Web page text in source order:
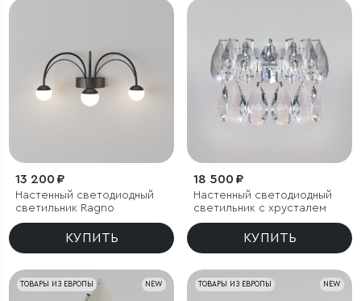
13 200 ₽
Настенный светодиодный
светильник Ragno
КУПИТЬ
18 500 ₽
Настенный светодиодный
светильник с хрусталем
КУПИТЬ
NEW
ТОВАРЫ ИЗ ЕВРОПЫ NEW
ТОВАРЫ ИЗ ЕВРОПЫ